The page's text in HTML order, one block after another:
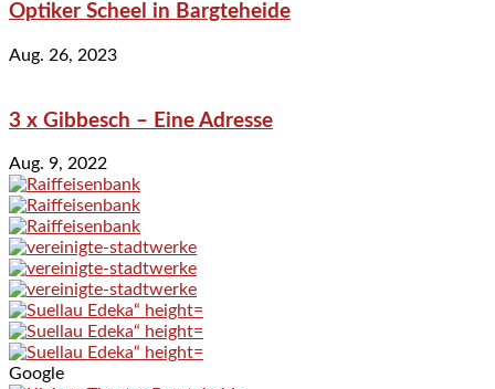
Optiker Scheel in Bargteheide
Aug. 26, 2023
3 x Gibbesch – Eine Adresse
Aug. 9, 2022
Google